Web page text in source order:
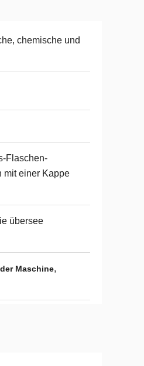
chemische und
Flaschen-
mit einer Kappe
übersee
Maschine,